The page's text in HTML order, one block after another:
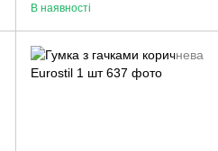
В наявності